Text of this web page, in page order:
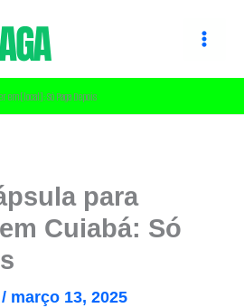
em [local]: Só Paga Depois
para
Cuiabá: Só
/ março 13, 2025